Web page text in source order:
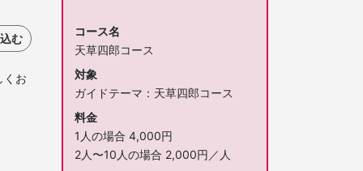
む
くお
コース名
天草四郎コース
対象
ガイドテーマ：天草四郎コース
料金
1人の場合 4,000円
2人〜10人の場合 2,000円／人